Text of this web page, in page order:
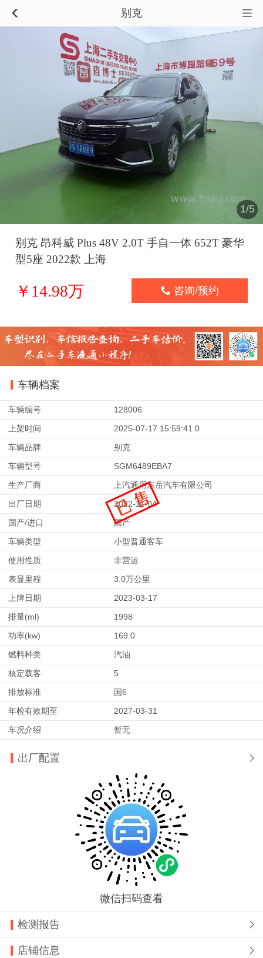
 别克 
1/5
别克 昂科威 Plus 48V 2.0T 手自一体 652T 豪华
型5座 2022款 上海
￥14.98万  咨询/预约
车辆档案
车辆编号
128006
上架时间
2025-07-17 15:59:41.0
车辆品牌
别克
车辆型号
SGM6489EBA7
生产厂商
上汽通用东岳汽车有限公司
出厂日期
2022-11-04
国产/进口
国产
车辆类型
小型普通客车
使用性质
非营运
表显里程
3.0万公里
上牌日期
2023-03-17
排量(ml)
1998
功率(kw)
169.0
燃料种类
汽油
核定载客
5
排放标准
国6
年检有效期至
2027-03-31
车况介绍
暂无
出厂配置 
微信扫码查看
检测报告 
店铺信息 